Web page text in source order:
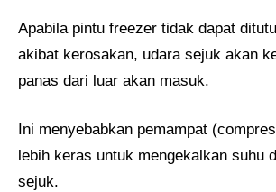
Apabila pintu freezer tidak dapat
akibat kerosakan, udara sejuk akan
panas dari luar akan masuk.
Ini menyebabkan pemampat
lebih keras untuk mengekalkan suhu
sejuk.